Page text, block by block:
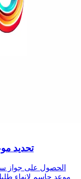
تحديد
موعد حاسم لإنهاء